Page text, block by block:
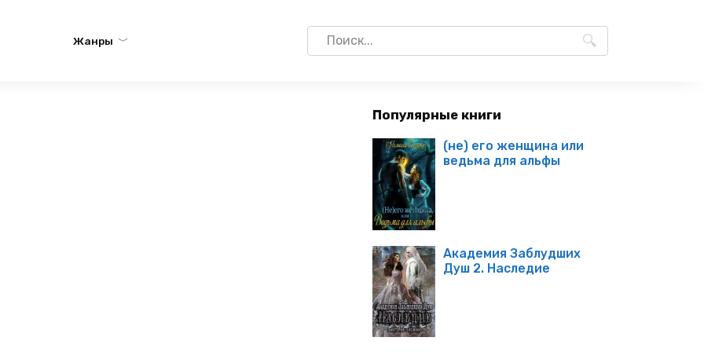
Жанры
Search
for:
Популярные книги
(не) его женщина или
ведьма для альфы
Академия Заблудших
Душ 2. Наследие